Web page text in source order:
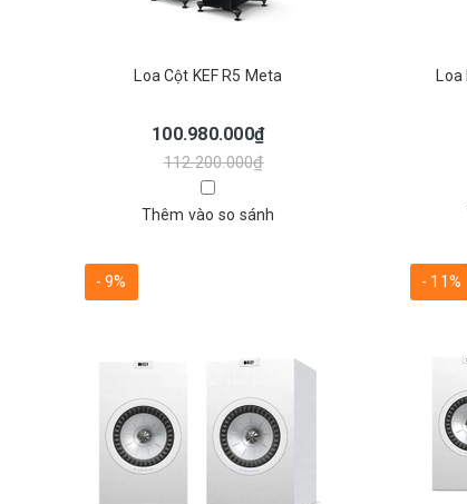
Loa Cột KEF R5 Meta
100.980.000₫
112.200.000₫
Thêm vào so sánh
Loa
- 9% - 11%